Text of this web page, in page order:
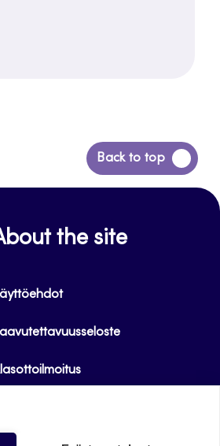
Back to top
Siirry
takaisin
the site